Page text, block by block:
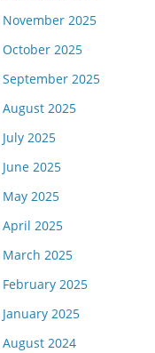
November 2025
October 2025
September 2025
August 2025
July 2025
June 2025
May 2025
April 2025
March 2025
February 2025
January 2025
August 2024